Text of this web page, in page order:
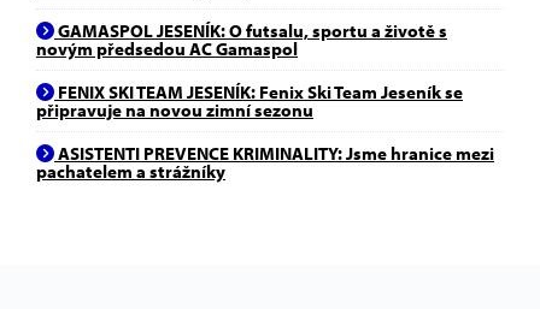
GAMASPOL JESENÍK: O futsalu, sportu a životě s
novým předsedou AC Gamaspol
FENIX SKI TEAM JESENÍK: Fenix Ski Team Jeseník se
připravuje na novou zimní sezonu
ASISTENTI PREVENCE KRIMINALITY: Jsme hranice mezi
pachatelem a strážníky